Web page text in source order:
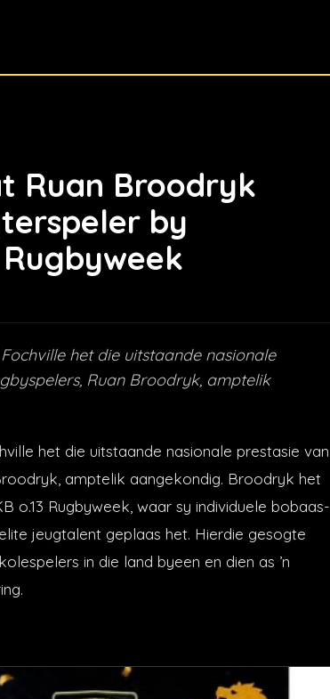
Ruan Broodryk
by
Rugbyweek
het die uitstaande nasionale
Ruan Broodryk, amptelik
het die uitstaande nasionale prestasie van
amptelik aangekondig. Broodryk het
o.13 Rugbyweek, waar sy individuele bobaas-
jeugtalent geplaas het. Hierdie gesogte
in die land byeen en dien as ’n